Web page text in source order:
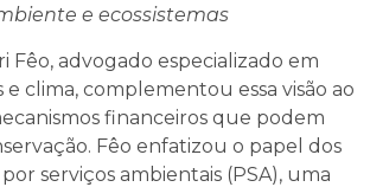
e ecossistemas
Fêo, advogado especializado em
clima, complementou essa visão ao
financeiros que podem
Fêo enfatizou o papel dos
serviços ambientais (PSA), uma